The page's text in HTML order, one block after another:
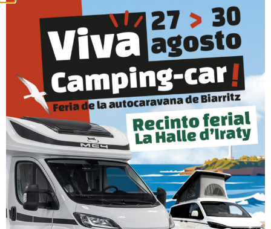
Las furgonetas camperizadas siguen siendo la mejor
alternativa para pasar tus días de vacaciones
disfrutando de la naturaleza. Se trata de vehículos de
gran volumen a los que nos les falta ningún detalle en
su interior. En la Feria De La Autocaravana de Biarritz,
que se celebrara del 23 al 26 de septiembre 2021,
podrás […]
¡Vuelve la feria de la
autocaravana de Biarritz!